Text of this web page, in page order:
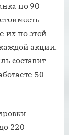
по 90
их по этой
акции.
составит
50
220